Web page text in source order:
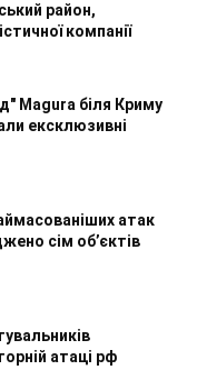
район,
компанії
Magura біля Криму
ексклюзивні
атак
сім об’єктів
атаці рф